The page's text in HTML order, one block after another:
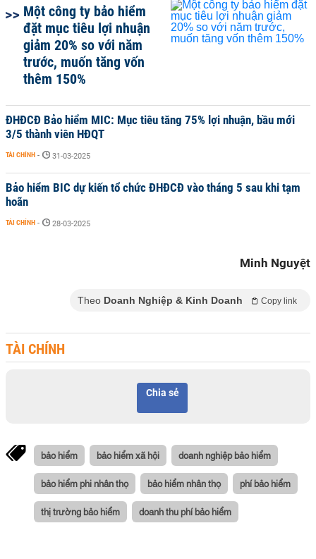
Một công ty bảo hiểm
đặt mục tiêu lợi nhuận
giảm 20% so với năm
trước, muốn tăng vốn
thêm 150%
ĐHĐCĐ Bảo hiểm MIC: Mục tiêu tăng 75% lợi nhuận, bầu mới
3/5 thành viên HĐQT
TÀI CHÍNH - 31-03-2025
Bảo hiểm BIC dự kiến tổ chức ĐHĐCĐ vào tháng 5 sau khi tạm
hoãn
TÀI CHÍNH - 28-03-2025
Minh Nguyệt
Theo Doanh Nghiệp & Kinh Doanh Copy link
TÀI CHÍNH
Chia sẻ
bảo hiểm bảo hiểm xã hội doanh nghiệp bảo hiểm
bảo hiểm phi nhân thọ bảo hiểm nhân thọ phí bảo hiểm
thị trường bảo hiểm doanh thu phí bảo hiểm